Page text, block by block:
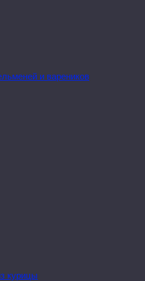
и вареников
курицы